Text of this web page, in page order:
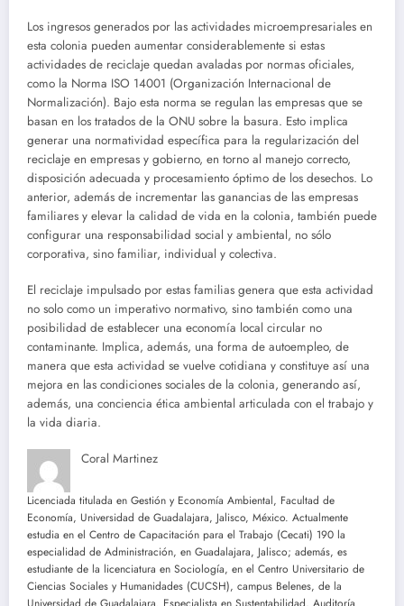
Los ingresos generados por las actividades microempresariales en
esta colonia pueden aumentar considerablemente si estas
actividades de reciclaje quedan avaladas por normas oficiales,
como la Norma ISO 14001 (Organización Internacional de
Normalización). Bajo esta norma se regulan las empresas que se
basan en los tratados de la ONU sobre la basura. Esto implica
generar una normatividad específica para la regularización del
reciclaje en empresas y gobierno, en torno al manejo correcto,
disposición adecuada y procesamiento óptimo de los desechos. Lo
anterior, además de incrementar las ganancias de las empresas
familiares y elevar la calidad de vida en la colonia, también puede
configurar una responsabilidad social y ambiental, no sólo
corporativa, sino familiar, individual y colectiva.
El reciclaje impulsado por estas familias genera que esta actividad
no solo como un imperativo normativo, sino también como una
posibilidad de establecer una economía local circular no
contaminante. Implica, además, una forma de autoempleo, de
manera que esta actividad se vuelve cotidiana y constituye así una
mejora en las condiciones sociales de la colonia, generando así,
además, una conciencia ética ambiental articulada con el trabajo y
la vida diaria.
Coral Martinez
Licenciada titulada en Gestión y Economía Ambiental, Facultad de
Economía, Universidad de Guadalajara, Jalisco, México. Actualmente
estudia en el Centro de Capacitación para el Trabajo (Cecati) 190 la
especialidad de Administración, en Guadalajara, Jalisco; además, es
estudiante de la licenciatura en Sociología, en el Centro Universitario de
Ciencias Sociales y Humanidades (CUCSH), campus Belenes, de la